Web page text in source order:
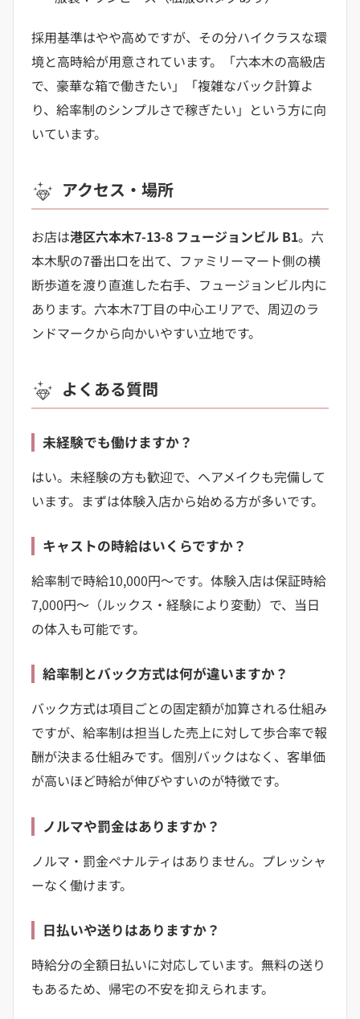
採用基準はやや高めですが、その分ハイクラスな環
境と高時給が用意されています。「六本木の高級店
で、豪華な箱で働きたい」「複雑なバック計算よ
り、給率制のシンプルさで稼ぎたい」という方に向
いています。
アクセス・場所
お店は港区六本木7-13-8 フュージョンビル B1。六
本木駅の7番出口を出て、ファミリーマート側の横
断歩道を渡り直進した右手、フュージョンビル内に
あります。六本木7丁目の中心エリアで、周辺のラ
ンドマークから向かいやすい立地です。
よくある質問
未経験でも働けますか？
はい。未経験の方も歓迎で、ヘアメイクも完備して
います。まずは体験入店から始める方が多いです。
キャストの時給はいくらですか？
給率制で時給10,000円〜です。体験入店は保証時給
7,000円〜（ルックス・経験により変動）で、当日
の体入も可能です。
給率制とバック方式は何が違いますか？
バック方式は項目ごとの固定額が加算される仕組み
ですが、給率制は担当した売上に対して歩合率で報
酬が決まる仕組みです。個別バックはなく、客単価
が高いほど時給が伸びやすいのが特徴です。
ノルマや罰金はありますか？
ノルマ・罰金ペナルティはありません。プレッシャ
ーなく働けます。
日払いや送りはありますか？
時給分の全額日払いに対応しています。無料の送り
もあるため、帰宅の不安を抑えられます。